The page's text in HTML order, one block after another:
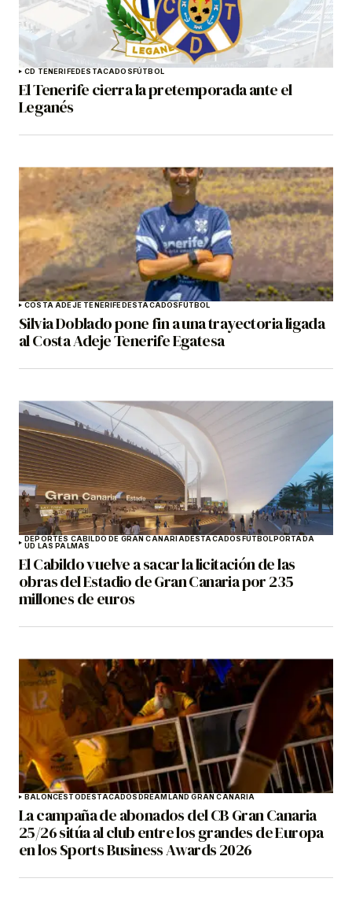
CD TENERIFEDESTACADOS FÚTBOL
El Tenerife cierra la pretemporada ante el
Leganés
COSTA ADEJE TENERIFE DESTACADOS FÚTBOL
Silvia Doblado pone fin a una trayectoria ligada
al Costa Adeje Tenerife Egatesa
DEPORTES CABILDO DE GRAN CANARIADESTACADOS FÚTBOL PORTADA
UD LAS PALMAS
El Cabildo vuelve a sacar la licitación de las
obras del Estadio de Gran Canaria por 235
millones de euros
BALONCESTO DESTACADOS DREAMLAND GRAN CANARIA
La campaña de abonados del CB Gran Canaria
25/26 sitúa al club entre los grandes de Europa
en los Sports Business Awards 2026